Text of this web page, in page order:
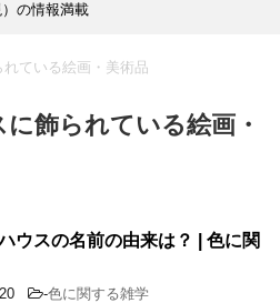
の情報満載
ている絵画・美術品
に飾られている絵画・
ウスの名前の由来は？ | 色に関
-色に関する雑学